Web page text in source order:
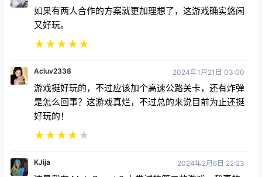
如果有两人合作的方案就更加理想了，这游戏确实悠闲
又好玩。
★★★★★
Acluv2338 2024年1月21日 03:00
游戏挺好玩的，不过应该加个高速公路关卡，还有炸弹
是怎么回事？这游戏真烂，不过总的来说目前为止还挺
好玩的！
★★★★★
KJija 2024年2月6日 22:23